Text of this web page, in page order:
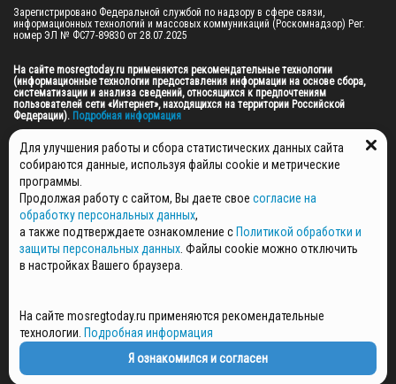
Зарегистрировано Федеральной службой по надзору в сфере связи,
информационных технологий и массовых коммуникаций (Роскомнадзор) Рег.
номер ЭЛ № ФС77-89830 от 28.07.2025
На сайте mosregtoday.ru применяются рекомендательные технологии
(информационные технологии предоставления информации на основе сбора,
систематизации и анализа сведений, относящихся к предпочтениям
пользователей сети «Интернет», находящихся на территории Российской
Федерации). Подробная информация
© 2026 ПРАВА НА ВСЕ МАТЕРИАЛЫ САЙТА ПРИНАДЛЕЖАТ ГАУ МО "ЦИФРОВЫЕ
МЕДИА" (ОГРН: 1255000059467).
ПОЛИТИКА ОБРАБОТКИ И ЗАЩИТЫ ПЕРСОНАЛЬНЫХ ДАННЫХ
НОВОСТИ
ГАЗЕТЫ
РЕКЛАМОДАТЕЛЯМ
СПЕЦПРОЕКТЫ
СТАТЬИ
ПОЛИТИКА КОНФИДЕНЦИАЛЬНОСТИ
Для улучшения работы и сбора статистических данных сайта
собираются данные, используя файлы cookie и метрические
программы.
Продолжая работу с сайтом, Вы даете свое согласие на
обработку персональных данных,
а также подтверждаете ознакомление с Политикой обработки и
защиты персональных данных . Файлы cookie можно отключить
в настройках Вашего браузера.
На сайте mosregtoday.ru применяются рекомендательные
технологии. Подробная информация
Я ознакомился и согласен